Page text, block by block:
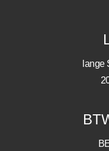
lange